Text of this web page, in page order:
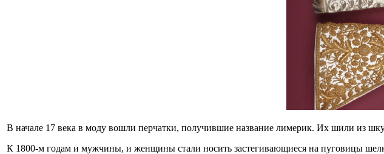
В начале 17 века в моду вошли перчатки, получившие название лимерик. Их шили из
К 1800-м годам и мужчины, и женщины стали носить застегивающиеся на пуговицы